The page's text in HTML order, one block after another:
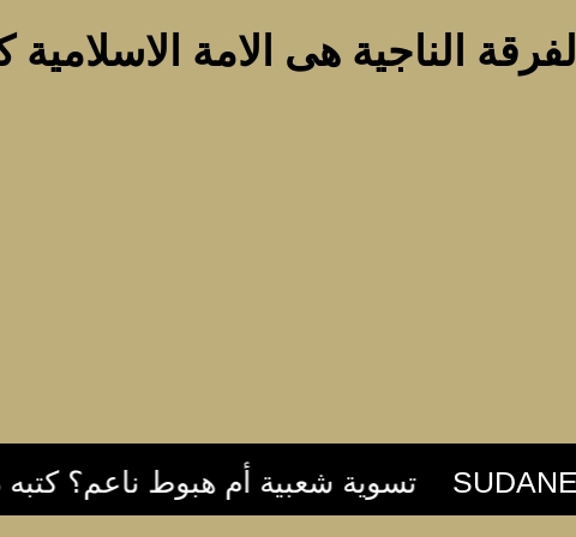
الفرقة الناجية هى الامة الاسلامية